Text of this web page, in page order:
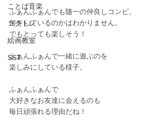
ことば音楽
コグトレ
絵画教室
SST
ふぁんふぁんでも随一の仲良しコンビ。
何をしているのかはわかりません。
でもとっても楽しそう！
ふぁんふぁんで一緒に遊ぶのを
楽しみにしている様子。
ふぁんふぁんで
大好きなお友達に会えるのも
毎日頑張れる理由だね！